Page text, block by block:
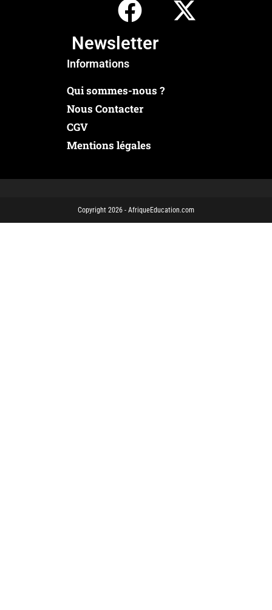
Newsletter
Informations
Qui sommes-nous ?
Nous Contacter
CGV
Mentions légales
Copyright 2026 - AfriqueEducation.com